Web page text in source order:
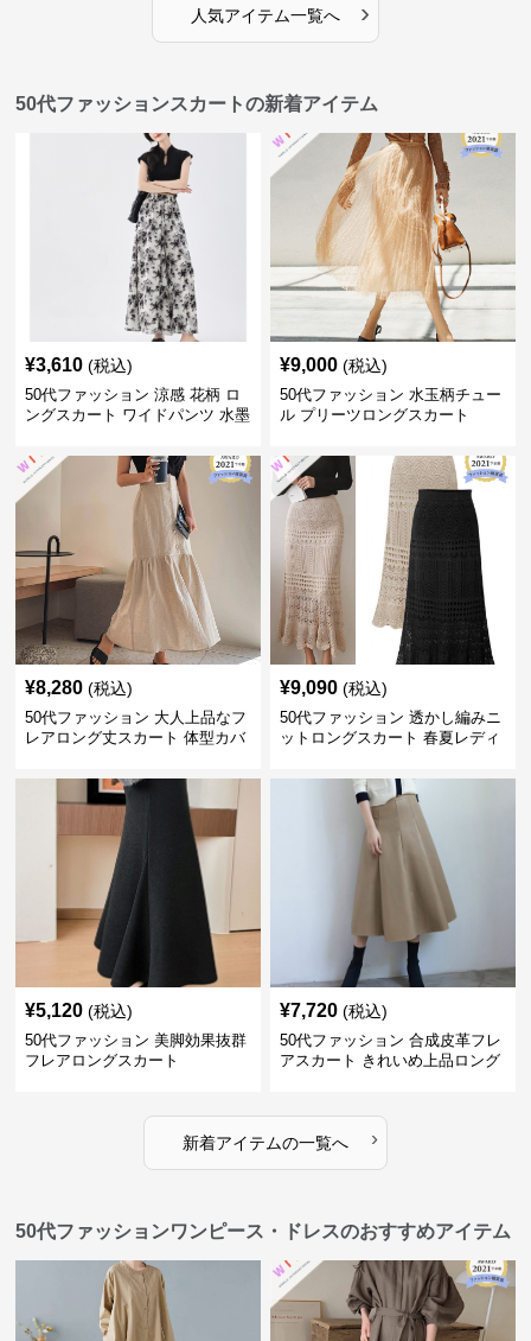
人気アイテム一覧へ ›
50代ファッションスカートの新着アイテム
¥3,610 (税込)
50代ファッション 涼感 花柄 ロ
ングスカート ワイドパンツ 水墨
¥9,000 (税込)
50代ファッション 水玉柄チュー
ル プリーツロングスカート
¥8,280 (税込)
50代ファッション 大人上品なフ
レアロング丈スカート 体型カバ
¥9,090 (税込)
50代ファッション 透かし編みニ
ットロングスカート 春夏レディ
¥5,120 (税込)
50代ファッション 美脚効果抜群
フレアロングスカート
¥7,720 (税込)
50代ファッション 合成皮革フレ
アスカート きれいめ上品ロング
新着アイテムの一覧へ ›
50代ファッションワンピース・ドレスのおすすめアイテム